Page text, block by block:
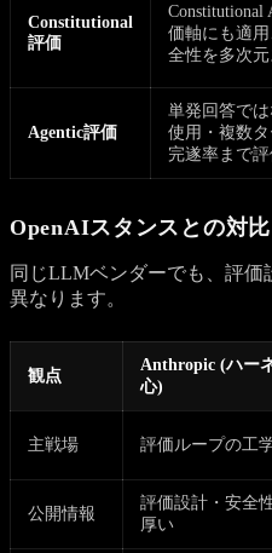
Constitutional
評価
価軸にも適
全性を多次
Agentic評価
単発回答で
使用・複数
完遂率まで
OpenAIスタンスとの対比
同じLLMベンダーでも、評価
異なります。
観点
Anthropic (ハー
心)
主戦場 評価ループの工
公開情報
評価設計・安全
厚い